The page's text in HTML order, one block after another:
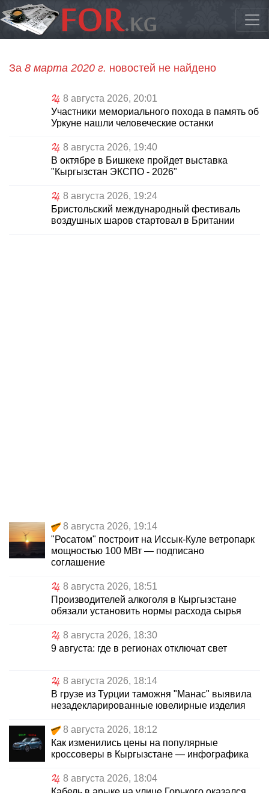
За 8 марта 2020 г. новостей не найдено
8 августа 2026, 20:01
Участники мемориального похода в память об
Уркуне нашли человеческие останки
8 августа 2026, 19:40
В октябре в Бишкеке пройдет выставка
"Кыргызстан ЭКСПО - 2026"
8 августа 2026, 19:24
Бристольский международный фестиваль
воздушных шаров стартовал в Британии
8 августа 2026, 19:14
"Росатом" построит на Иссык-Куле ветропарк
мощностью 100 МВт — подписано
соглашение
8 августа 2026, 18:51
Производителей алкоголя в Кыргызстане
обязали установить нормы расхода сырья
8 августа 2026, 18:30
9 августа: где в регионах отключат свет
8 августа 2026, 18:14
В грузе из Турции таможня "Манас" выявила
незадекларированные ювелирные изделия
8 августа 2026, 18:12
Как изменились цены на популярные
кроссоверы в Кыргызстане — инфографика
8 августа 2026, 18:04